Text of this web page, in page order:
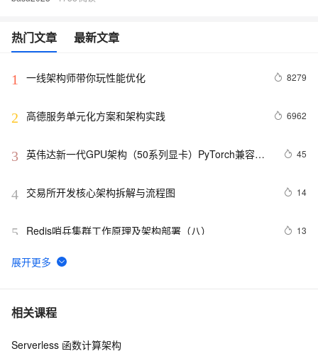
热门文章 最新文章
1 一线架构师带你玩性能优化 8279
2 高德服务单元化方案和架构实践 6962
3 英伟达新一代GPU架构（50系列显卡）PyTorch兼容性
45
4 交易所开发核心架构拆解与流程图 14
5 Redis哨兵集群工作原理及架构部署（八） 13
6 【AI系统】LLVM 架构设计和原理
7 深入Linux内核架构：操作系统的核心奥秘
8 Flutter Provider状态管理---MVVM架构实战
相关课程
Serverless 函数计算架构